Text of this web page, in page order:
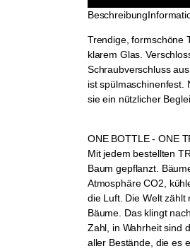
Beschreibung
Trendige, formschöne
klarem Glas.
Schraubverschluss
ist spülmaschinenfest.
sie ein nützlicher
ONE BOTTLE - ONE
Mit jedem bestellten
Baum gepflanzt.
Atmosphäre CO2,
die Luft. Die Welt zählt
Bäume. Das klingt
Zahl, in Wahrheit sind
aller Bestände, die es